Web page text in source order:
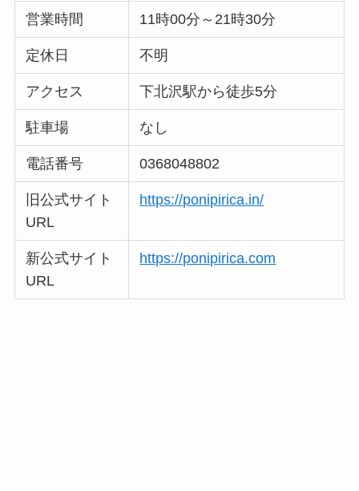
営業時間 11時00分～21時30分
定休日 不明
アクセス 下北沢駅から徒歩5分
駐車場 なし
電話番号 0368048802
旧公式サイト
URL
https://ponipirica.in/
新公式サイト
URL
https://ponipirica.com